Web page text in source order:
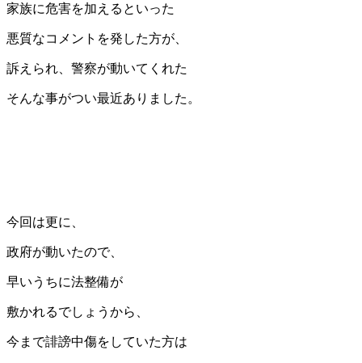
家族に危害を加えるといった
悪質なコメントを発した方が、
訴えられ、警察が動いてくれた
そんな事がつい最近ありました。
今回は更に、
政府が動いたので、
早いうちに法整備が
敷かれるでしょうから、
今まで誹謗中傷をしていた方は